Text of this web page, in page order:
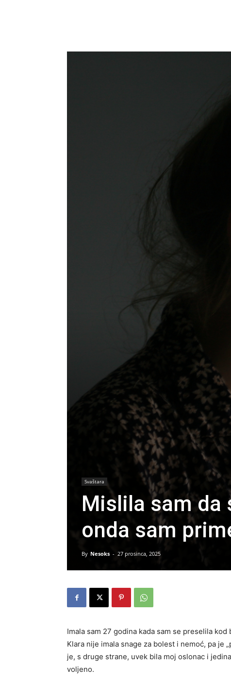
Svaštara
Mislila sam
onda sam
By Nesoks - 27 prosinca, 2025
Imala sam 27 godina kada sam se preselila
Klara nije imala snage za bolest i nemoć, pa je
je, s druge strane, uvek bila moj oslonac i
voljeno.